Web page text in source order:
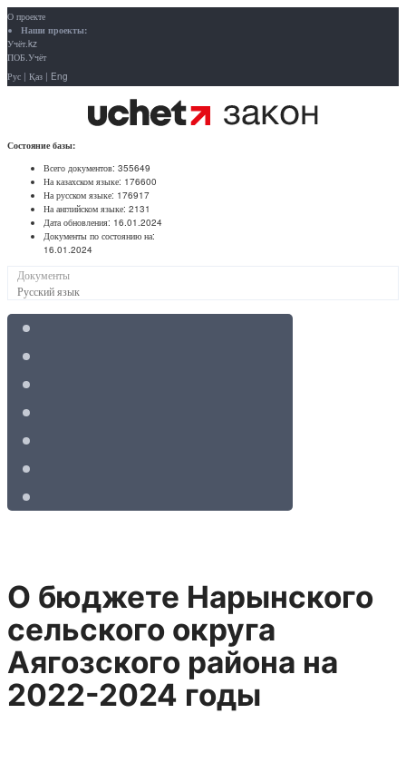
О проекте
Наши проекты:
Учёт.kz
ПОБ.Учёт
Рус | Қаз | Eng
Состояние базы:
Всего документов: 355649
На казахском языке: 176600
На русском языке: 176917
На английском языке: 2131
Дата обновления: 16.01.2024
Документы по состоянию на:
16.01.2024
Документы
Русский язык
О бюджете Нарынского
сельского округа
Аягозского района на
2022-2024 годы